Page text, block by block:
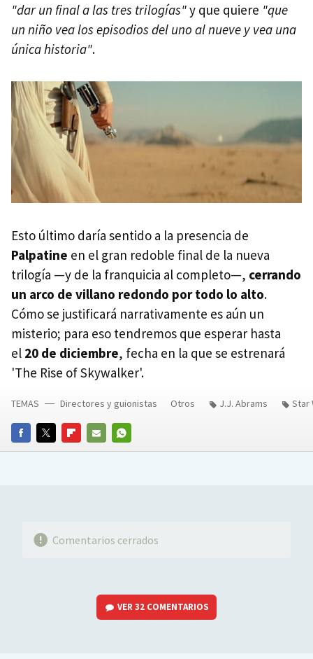
"dar un final a las tres trilogías"y que quiere "que
un niño vea los episodios del uno al nueve y vea una
única historia".
Esto último daría sentido a la presencia de
Palpatine en el gran redoble final de la nueva
trilogía —y de la franquicia al completo—, cerrando
un arco de villano redondo por todo lo alto.
Cómo se justificará narrativamente es aún un
misterio; para eso tendremos que esperar hasta
el 20 de diciembre, fecha en la que se estrenará
'The Rise of Skywalker'.
FACEBOOKTWITTERFLIPBOARD
E-
WHATSAPP
TEMAS Directores y guionistas Otros J.J. Abrams Star
Comentarios cerrados
VER32 COMENTARIOS